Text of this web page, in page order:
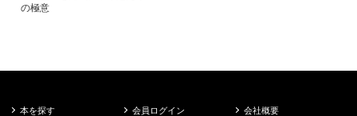
の極意
本を探す 会員ログイン 会社概要